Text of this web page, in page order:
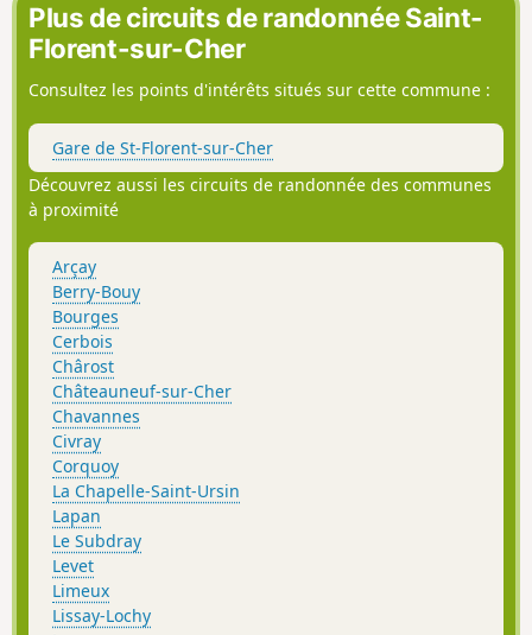
Plus de circuits de randonnée Saint-
Florent-sur-Cher
Consultez les points d'intérêts situés sur cette commune :
Gare de St-Florent-sur-Cher
Découvrez aussi les circuits de randonnée des communes
à proximité
Arçay
Berry-Bouy
Bourges
Cerbois
Chârost
Châteauneuf-sur-Cher
Chavannes
Civray
Corquoy
La Chapelle-Saint-Ursin
Lapan
Le Subdray
Levet
Limeux
Lissay-Lochy